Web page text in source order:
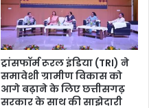
ट्रांसफॉर्म रूरल इंडिया (TRI) ने
समावेशी ग्रामीण विकास को
आगे बढ़ाने के लिए छत्तीसगढ़
सरकार के साथ की साझेदारी